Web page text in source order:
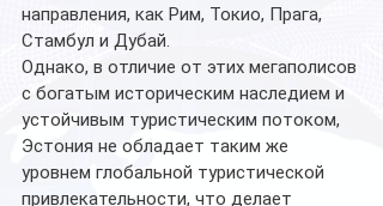
направления, как Рим, Токио, Прага,
Стамбул и Дубай.
Однако, в отличие от этих мегаполисов
с богатым историческим наследием и
устойчивым туристическим потоком,
Эстония не обладает таким же
уровнем глобальной туристической
привлекательности, что делает